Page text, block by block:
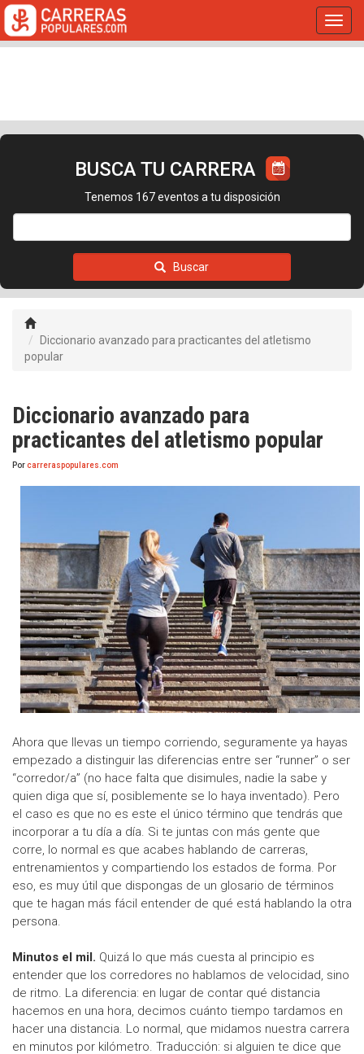
BUSCA TU CARRERA
Tenemos 167 eventos a tu disposición
Buscar
Diccionario avanzado para practicantes del atletismo
popular
Diccionario avanzado para
practicantes del atletismo popular
Porcarreraspopulares.com
Ahora que llevas un tiempo corriendo, seguramente ya hayas
empezado a distinguir las diferencias entre ser “runner” o ser
“corredor/a” (no hace falta que disimules, nadie la sabe y
quien diga que sí, posiblemente se lo haya inventado). Pero
el caso es que no es este el único término que tendrás que
incorporar a tu día a día. Si te juntas con más gente que
corre, lo normal es que acabes hablando de carreras,
entrenamientos y compartiendo los estados de forma. Por
eso, es muy útil que dispongas de un glosario de términos
que te hagan más fácil entender de qué está hablando la otra
persona.
Minutos el mil. Quizá lo que más cuesta al principio es
entender que los corredores no hablamos de velocidad, sino
de ritmo. La diferencia: en lugar de contar qué distancia
hacemos en una hora, decimos cuánto tiempo tardamos en
hacer una distancia. Lo normal, que midamos nuestra carrera
en minutos por kilómetro. Traducción: si alguien te dice que